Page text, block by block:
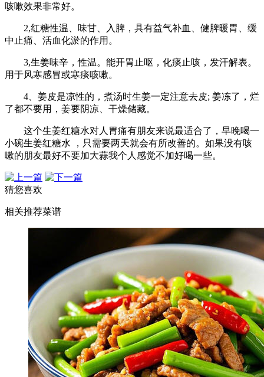
咳嗽效果非常好。
2,红糖性温、味甘、入脾，具有益气补血、健脾暖胃、缓
中止痛、活血化淤的作用。
3,生姜味辛，性温。能开胃止呕，化痰止咳，发汗解表。
用于风寒感冒或寒痰咳嗽。
4、姜皮是凉性的，煮汤时生姜一定注意去皮; 姜冻了，烂
了都不要用，姜要阴凉、干燥储藏。
这个生姜红糖水对人胃痛有朋友来说最适合了，早晚喝一
小碗生姜红糖水 ，只需要两天就会有所改善的。如果没有咳
嗽的朋友最好不要加大蒜我个人感觉不加好喝一些。
猜您喜欢
相关推荐菜谱